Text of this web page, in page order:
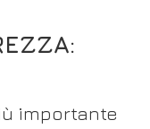
importante